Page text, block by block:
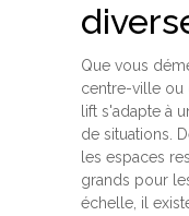
Que vous
centre-ville ou
lift s'adapte à
de situations.
les espaces
grands pour
échelle, il